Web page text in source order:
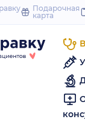
Закрыть
Подарочная
карта